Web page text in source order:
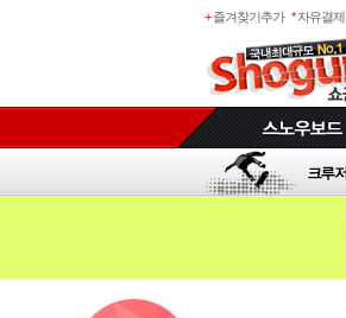
+ 즐겨찾기추가 * 자유결제